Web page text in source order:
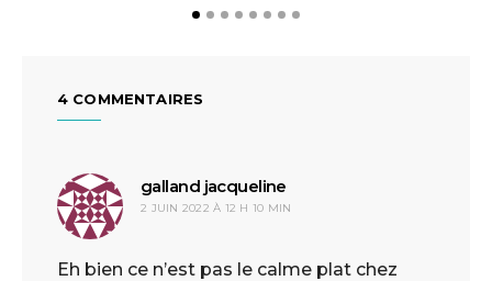
4 COMMENTAIRES
galland jacqueline
2 JUIN 2022 À 12 H 10 MIN
Eh bien ce n’est pas le calme plat chez